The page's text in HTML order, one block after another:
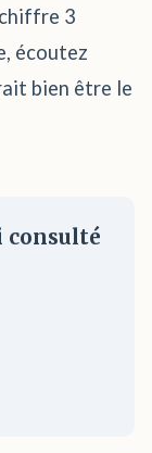
3
écoutez
bien être le
consulté